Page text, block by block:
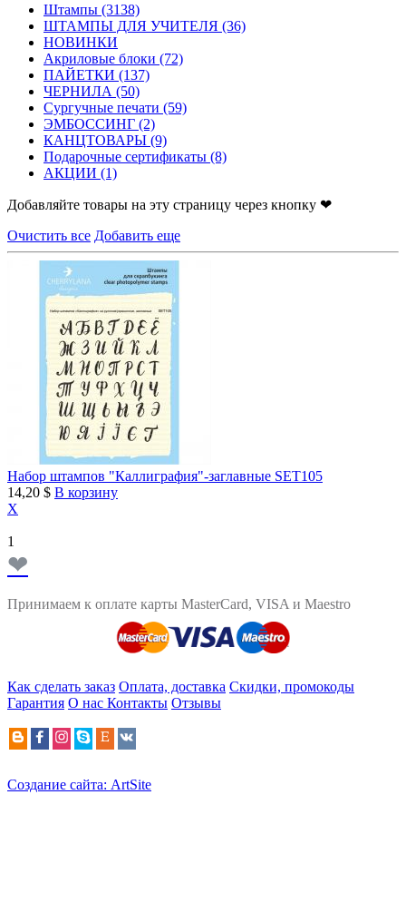
Штампы (3138)
ШТАМПЫ ДЛЯ УЧИТЕЛЯ (36)
НОВИНКИ
Акриловые блоки (72)
ПАЙЕТКИ (137)
ЧЕРНИЛА (50)
Сургучные печати (59)
ЭМБОССИНГ (2)
КАНЦТОВАРЫ (9)
Подарочные сертификаты (8)
АКЦИИ (1)
Добавляйте товары на эту страницу через кнопку ❤
Очистить все Добавить еще
Набор штампов "Каллиграфия"-заглавные SET105
14,20 $ В корзину
X
1
❤
Принимаем к оплате карты MasterCard, VISA и Maestro
Как сделать заказ Оплата, доставка Скидки, промокоды
Гарантия О нас Контакты Отзывы
Создание сайта: ArtSite